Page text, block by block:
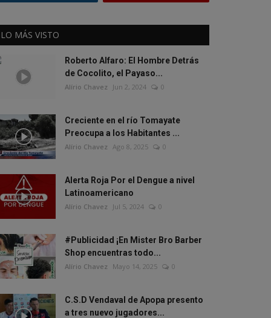
LO MÁS VISTO
Roberto Alfaro: El Hombre Detrás
de Cocolito, el Payaso...
Alírio Chavez Jun 2, 2024 0
Creciente en el río Tomayate
Preocupa a los Habitantes ...
Alírio Chavez Ago 8, 2025 0
Alerta Roja Por el Dengue a nivel
Latinoamericano
Alírio Chavez Jul 5, 2024 0
#Publicidad ¡En Mister Bro Barber
Shop encuentras todo...
Alírio Chavez Mayo 14, 2025 0
C.S.D Vendaval de Apopa presento
a tres nuevo jugadores...